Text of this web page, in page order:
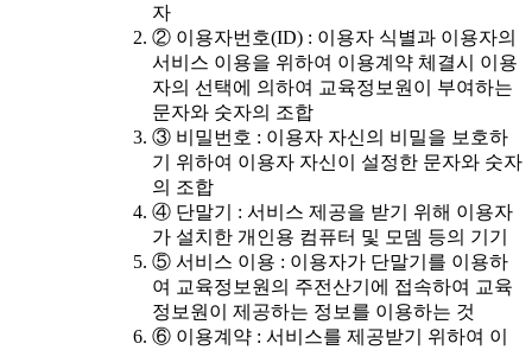
자
② 이용자번호(ID) : 이용자 식별과 이용자의
서비스 이용을 위하여 이용계약 체결시 이용
자의 선택에 의하여 교육정보원이 부여하는
문자와 숫자의 조합
③ 비밀번호 : 이용자 자신의 비밀을 보호하
기 위하여 이용자 자신이 설정한 문자와 숫자
의 조합
④ 단말기 : 서비스 제공을 받기 위해 이용자
가 설치한 개인용 컴퓨터 및 모뎀 등의 기기
⑤ 서비스 이용 : 이용자가 단말기를 이용하
여 교육정보원의 주전산기에 접속하여 교육
정보원이 제공하는 정보를 이용하는 것
⑥ 이용계약 : 서비스를 제공받기 위하여 이